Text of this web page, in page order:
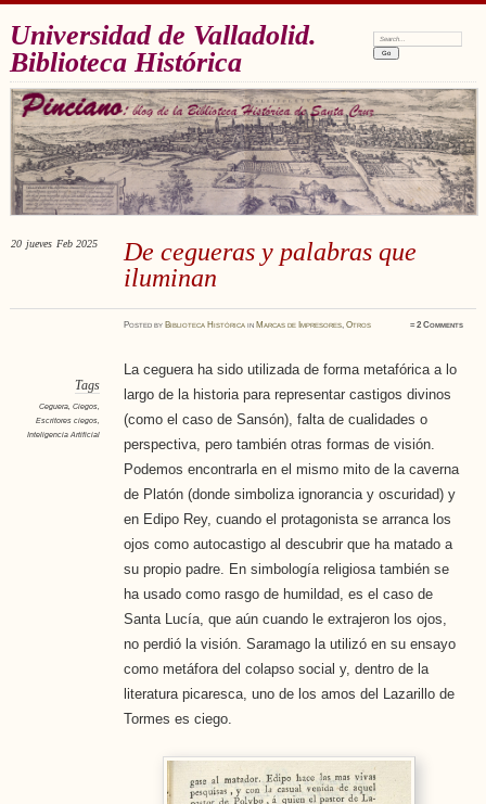
Universidad de Valladolid.
Biblioteca Histórica
Search:
De cegueras y palabras que
iluminan
20 jueves Feb 2025
Postedby Biblioteca Histórica in Marcas de Impresores,Otros ≈2 Comments
Tags
Ceguera, Ciegos,
Escritores ciegos,
Inteligencia Artificial
La ceguera ha sido utilizada de forma metafórica a lo
largo de la historia para representar castigos divinos
(como el caso de Sansón), falta de cualidades o
perspectiva, pero también otras formas de visión.
Podemos encontrarla en el mismo mito de la caverna
de Platón (donde simboliza ignorancia y oscuridad) y
en Edipo Rey, cuando el protagonista se arranca los
ojos como autocastigo al descubrir que ha matado a
su propio padre. En simbología religiosa también se
ha usado como rasgo de humildad, es el caso de
Santa Lucía, que aún cuando le extrajeron los ojos,
no perdió la visión. Saramago la utilizó en su ensayo
como metáfora del colapso social y, dentro de la
literatura picaresca, uno de los amos del Lazarillo de
Tormes es ciego.